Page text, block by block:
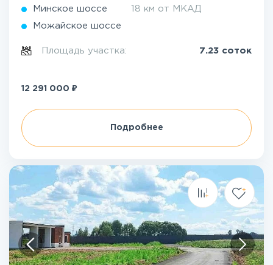
Минское шоссе 18 км от МКАД
Можайское шоссе
Площадь участка: 7.23 соток
12 291 000 ₽
Подробнее